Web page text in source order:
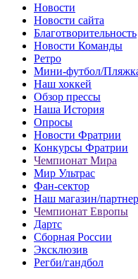
Новости
Новости сайта
Благотворительность
Новости Команды
Ретро
Мини-футбол/
Наш хоккей
Обзор прессы
Наша История
Опросы
Новости Фратрии
Конкурсы Фратрии
Чемпионат Мира
Мир Ультрас
Фан-cектор
Наш магазин/
Чемпионат Европы
Дартс
Сборная России
Эксклюзив
Регби/гандбол